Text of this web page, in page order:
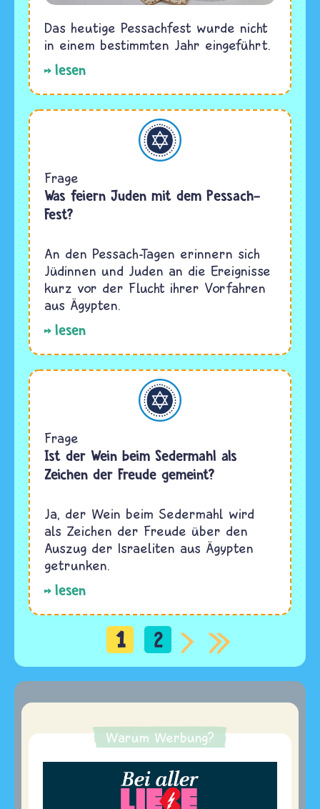
Das heutige Pessachfest wurde nicht
in einem bestimmten Jahr eingeführt.
lesen
Judentum
Frage
Was feiern Juden mit dem Pessach-
Fest?
An den Pessach-Tagen erinnern sich
Jüdinnen und Juden an die Ereignisse
kurz vor der Flucht ihrer Vorfahren
aus Ägypten.
lesen
Judentum
Frage
Ist der Wein beim Sedermahl als
Zeichen der Freude gemeint?
Ja, der Wein beim Sedermahl wird
als Zeichen der Freude über den
Auszug der Israeliten aus Ägypten
getrunken.
lesen
Seitennummerierung
1 2
Warum Werbung?